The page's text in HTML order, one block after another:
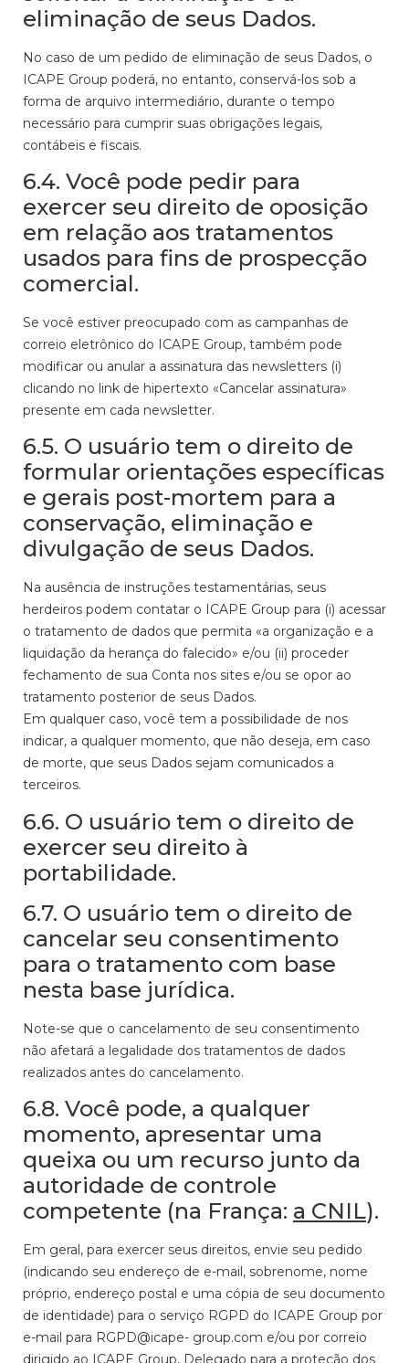
eliminação de seus Dados.
No caso de um pedido de eliminação de seus Dados, o
ICAPE Group poderá, no entanto, conservá-los sob a
forma de arquivo intermediário, durante o tempo
necessário para cumprir suas obrigações legais,
contábeis e fiscais.
6.4. Você pode pedir para
exercer seu direito de oposição
em relação aos tratamentos
usados para fins de prospecção
comercial.
Se você estiver preocupado com as campanhas de
correio eletrônico do ICAPE Group, também pode
modificar ou anular a assinatura das newsletters (i)
clicando no link de hipertexto «Cancelar assinatura»
presente em cada newsletter.
6.5. O usuário tem o direito de
formular orientações específicas
e gerais post-mortem para a
conservação, eliminação e
divulgação de seus Dados.
Na ausência de instruções testamentárias, seus
herdeiros podem contatar o ICAPE Group para (i) acessar
o tratamento de dados que permita «a organização e a
liquidação da herança do falecido» e/ou (ii) proceder
fechamento de sua Conta nos sites e/ou se opor ao
tratamento posterior de seus Dados.
Em qualquer caso, você tem a possibilidade de nos
indicar, a qualquer momento, que não deseja, em caso
de morte, que seus Dados sejam comunicados a
terceiros.
6.6. O usuário tem o direito de
exercer seu direito à
portabilidade.
6.7. O usuário tem o direito de
cancelar seu consentimento
para o tratamento com base
nesta base jurídica.
Note-se que o cancelamento de seu consentimento
não afetará a legalidade dos tratamentos de dados
realizados antes do cancelamento.
6.8. Você pode, a qualquer
momento, apresentar uma
queixa ou um recurso junto da
autoridade de controle
competente (na França: a CNIL).
Em geral, para exercer seus direitos, envie seu pedido
(indicando seu endereço de e-mail, sobrenome, nome
próprio, endereço postal e uma cópia de seu documento
de identidade) para o serviço RGPD do ICAPE Group por
e-mail para RGPD@icape- group.com e/ou por correio
dirigido ao ICAPE Group, Delegado para a proteção dos